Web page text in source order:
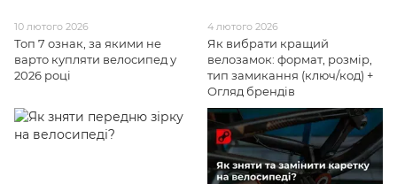
10 лютого 2026
Топ 7 ознак, за якими не
варто купляти велосипед у
2026 році
4 лютого 2026
Як вибрати кращий
велозамок: формат, розмір,
тип замикання (ключ/код) +
Огляд брендів